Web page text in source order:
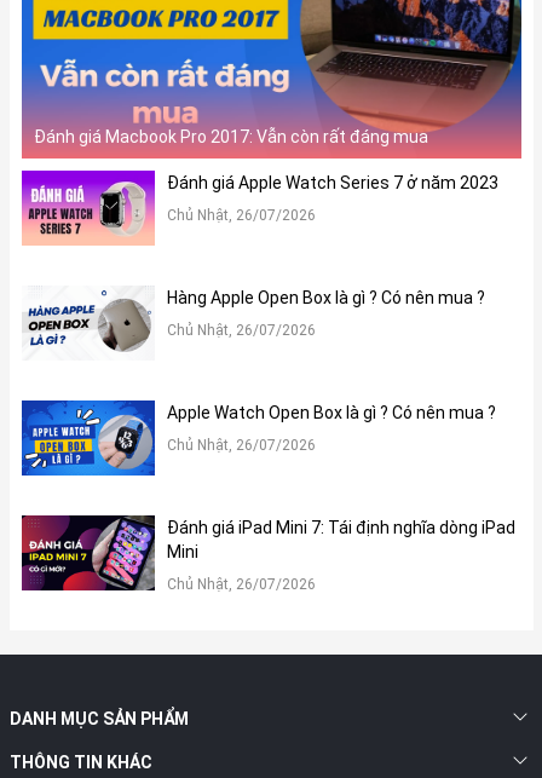
Đánh giá Macbook Pro 2017: Vẫn còn rất đáng mua
Đánh giá Apple Watch Series 7 ở năm 2023
Chủ Nhật, 26/07/2026
Hàng Apple Open Box là gì ? Có nên mua ?
Chủ Nhật, 26/07/2026
Apple Watch Open Box là gì ? Có nên mua ?
Chủ Nhật, 26/07/2026
Đánh giá iPad Mini 7: Tái định nghĩa dòng iPad
Mini
Chủ Nhật, 26/07/2026
DANH MỤC SẢN PHẨM
THÔNG TIN KHÁC